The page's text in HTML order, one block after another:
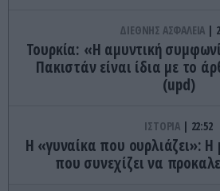
ΔΙΕΘΝΗΣ ΑΣΦΑΛΕΙΑ
Τουρκία: «Η αμυντική
Πακιστάν είναι ίδια με το
(upd)
ΙΣΤΟΡΙΑ 22:52
Η «γυναίκα που ουρλιάζει»:
που συνεχίζει να